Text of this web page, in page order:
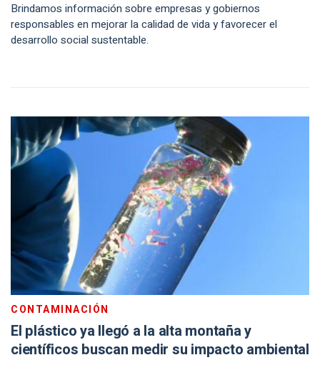
Brindamos información sobre empresas y gobiernos
responsables en mejorar la calidad de vida y favorecer el
desarrollo social sustentable.
CONTAMINACIÓN
El plástico ya llegó a la alta montaña y
científicos buscan medir su impacto ambiental